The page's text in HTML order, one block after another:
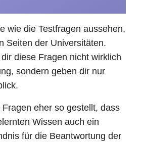
wie die Testfragen aussehen,
Seiten der Universitäten.
diese Fragen nicht wirklich
sondern geben dir nur
eher so gestellt, dass
Wissen auch ein
für die Beantwortung der